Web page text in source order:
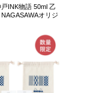
INK物語 50ml 乙
オリジ